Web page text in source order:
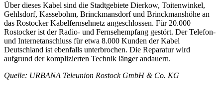
Über dieses Kabel sind die Stadtgebiete Dierkow, Toitenwinkel,
Gehlsdorf, Kassebohm, Brinckmansdorf und Brinckmanshöhe an
das Rostocker Kabelfernsehnetz angeschlossen. Für 20.000
Rostocker ist der Radio- und Fernsehempfang gestört. Der Telefon-
und Internetanschluss für etwa 8.000 Kunden der Kabel
Deutschland ist ebenfalls unterbrochen. Die Reparatur wird
aufgrund der komplizierten Technik länger andauern.
Quelle: URBANA Teleunion Rostock GmbH & Co. KG